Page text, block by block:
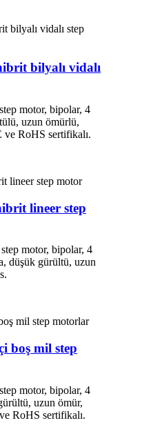
bilyalı vidalı
motor, bipolar, 4
uzun ömürlü,
ve RoHS sertifikalı.
lineer step
motor, bipolar, 4
düşük gürültü, uzun
boş mil step
motor, bipolar, 4
uzun ömür,
RoHS sertifikalı.